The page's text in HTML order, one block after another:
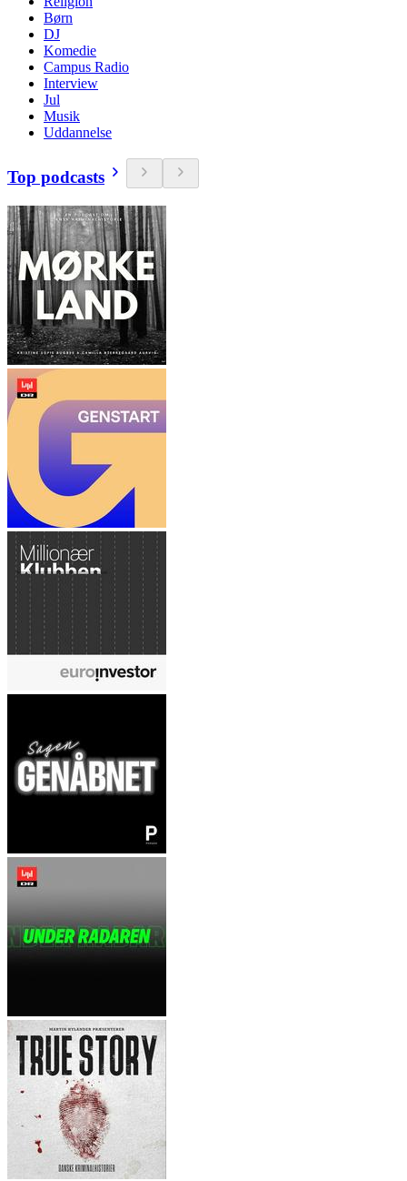
Børn
DJ
Komedie
Campus Radio
Interview
Jul
Musik
Uddannelse
Top podcasts